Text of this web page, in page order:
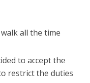
all the time
to accept the
restrict the duties